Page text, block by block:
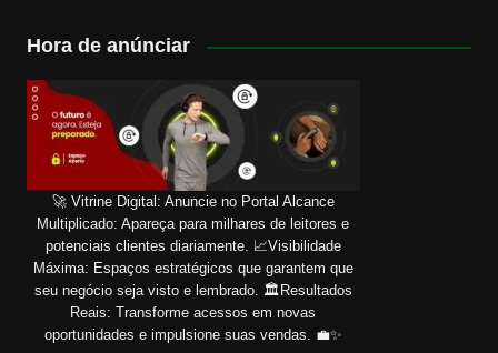
Hora de anúnciar
🚀 Vitrine Digital: Anuncie no Portal Alcance
Multiplicado: Apareça para milhares de leitores e
potenciais clientes diariamente. 📈Visibilidade
Máxima: Espaços estratégicos que garantem que
seu negócio seja visto e lembrado. 🏛️Resultados
Reais: Transforme acessos em novas
oportunidades e impulsione suas vendas. 💼✨